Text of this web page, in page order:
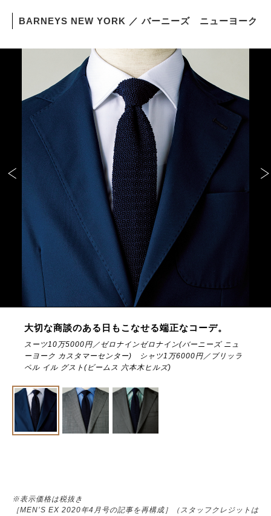
BARNEYS NEW YORK ／ バーニーズ ニューヨーク
大切な商談のある日もこなせる端正なコーデ。
スーツ10万5000円／ゼロナインゼロナイン(バーニーズ ニュ
ーヨーク カスタマーセンター) シャツ1万6000円／ブリッラ
ペル イル グスト(ビームス 六本木ヒルズ)
※表示価格は税抜き
［MEN’S EX 2020年4月号の記事を再構成］（スタッフクレジットは